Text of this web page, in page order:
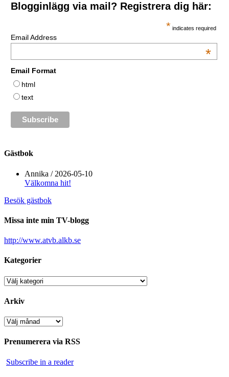
Blogginlägg via mail? Registrera dig här:
* indicates required
Email Address
*
Email Format
html
text
Gästbok
Annika / 2026-05-10
Välkomna hit!
Besök gästbok
Missa inte min TV-blogg
http://www.atvb.alkb.se
Kategorier
Kategorier
Arkiv
Arkiv
Prenumerera via RSS
Subscribe in a reader